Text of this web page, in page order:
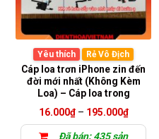
Yêu thích Rẻ Vô Địch
Cáp loa trơn iPhone zin đến
đời mới nhất (Không Kèm
Loa) – Cáp loa trong
16.000₫ – 195.000₫Khoảng
giá:
Đã bán: 435 sản